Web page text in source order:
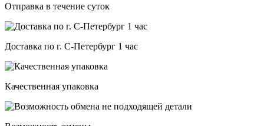
Отправка в течение суток
Доставка по г. С-Петербург 1 час
Качественная упаковка